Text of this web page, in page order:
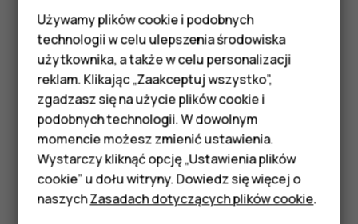
Smartfony
Telefony z funkcjami
podstawowymi
Akcesoria
HMD Terra M
Tablety
prawidłowe działanie.
Trzymaj urządzenie z dala od magnesów i innych
źródeł pola magnetycznego.
Aby zabezpieczyć ważne dane, przechowuj je w co
najmniej dwóch osobnych miejscach, takich jak
urządzenie, karta pamięci lub komputer, albo je
zapisuj.
W wyniku dłuższego działania urządzenie może się
nagrzewać. W większości sytuacji jest to normalny objaw.
Aby uniknąć przegrzania, urządzenie może
Używamy plików cookie i podobnych
technologii w celu ulepszenia środowiska
użytkownika, a także w celu personalizacji
reklam. Klikając „Zaakceptuj wszystko”,
zgadzasz się na użycie plików cookie i
podobnych technologii. W dowolnym
momencie możesz zmienić ustawienia.
Wystarczy kliknąć opcję „Ustawienia plików
cookie” u dołu witryny. Dowiedz się więcej o
naszychZasadach dotyczących plików cookie.